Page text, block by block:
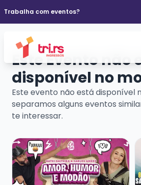
Trabalha com eventos?
Este Evento não
disponível no
Este evento não está disponível
separamos alguns eventos
te interessar.
Veja mais sobre NATHI GAITEIRA